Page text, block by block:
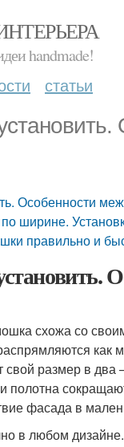
handmade!
статьи
Особенности
ширине.
правильно и
схожа со
как
размер в два
полотна
фасада в
в любом дизайне.